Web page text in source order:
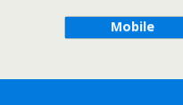
Mobile